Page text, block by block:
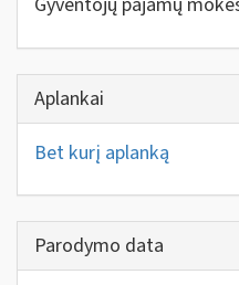
Aplankai
Bet kurį aplanką
Parodymo data